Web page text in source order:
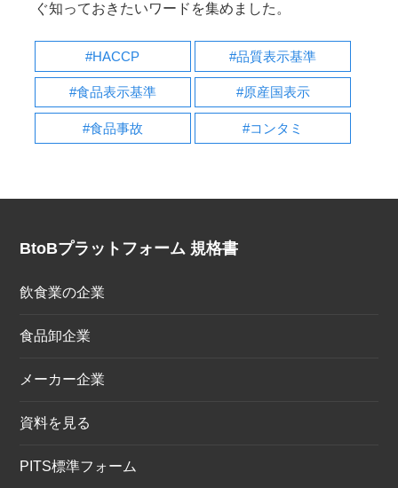
ぐ知っておきたいワードを集めました。
#HACCP #品質表示基準
#食品表示基準 #原産国表示
#食品事故 #コンタミ
BtoBプラットフォーム 規格書
飲食業の企業
食品卸企業
メーカー企業
資料を見る
PITS標準フォーム